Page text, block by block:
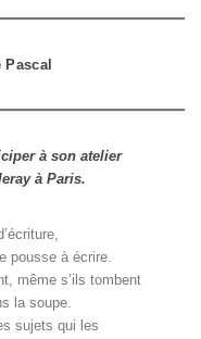
à son atelier
à Paris.
pousse à écrire.
même s’ils tombent
la soupe.
sujets qui les